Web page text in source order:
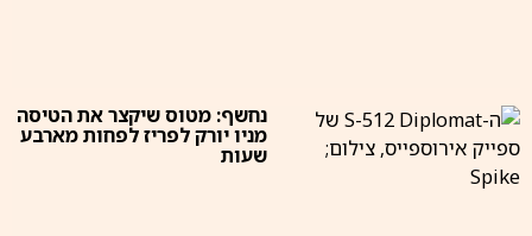
נחשף: מטוס שיקצר את הטיסה
מניו יורק לפריז לפחות מארבע
שעות